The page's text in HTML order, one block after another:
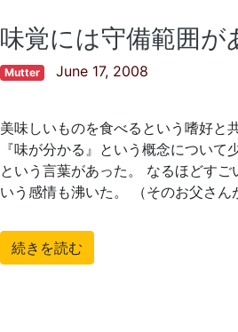
味覚には守備範囲が
Mutter June 17, 2008
美味しいものを食べるという嗜好と
『味が分かる』という概念について
という言葉があった。 なるほどす
いう感情も沸いた。 （そのお父さん
続きを読む